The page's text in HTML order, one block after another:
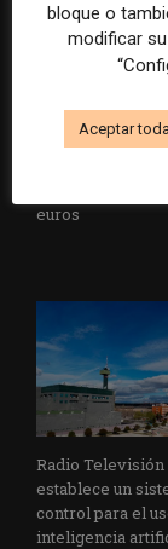
La Marea cierra
euros
Radio
establece un
control para el
inteligencia
bloque o
modificar
Aceptar